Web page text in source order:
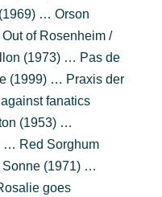
(1969) … Orson
of Rosenheim /
(1973) … Pas de
(1999) … Praxis der
fanatics
(1953) …
… Red Sorghum
(1971) …
goes